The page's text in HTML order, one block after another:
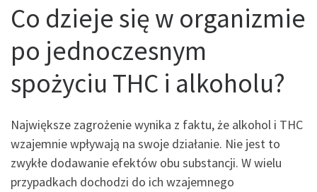
Co dzieje się w organizmie
po jednoczesnym
spożyciu THC i alkoholu?
Największe zagrożenie wynika z faktu, że alkohol i THC
wzajemnie wpływają na swoje działanie. Nie jest to
zwykłe dodawanie efektów obu substancji. W wielu
przypadkach dochodzi do ich wzajemnego